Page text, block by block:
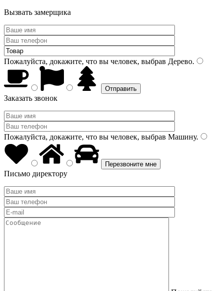
Вызвать замерщика
Пожалуйста, докажите, что вы человек, выбрав Дерево.
Заказать звонок
Пожалуйста, докажите, что вы человек, выбрав Машину.
Письмо директору